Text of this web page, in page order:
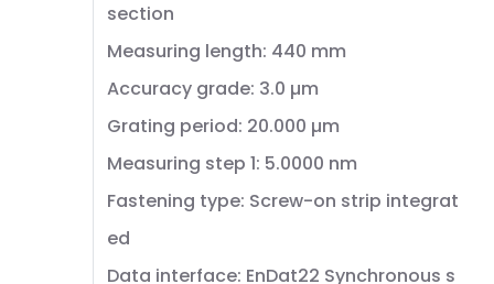
section
Measuring length: 440 mm
Accuracy grade: 3.0 µm
Grating period: 20.000 µm
Measuring step 1: 5.0000 nm
Fastening type: Screw-on strip integrat
ed
Data interface: EnDat22 Synchronous s